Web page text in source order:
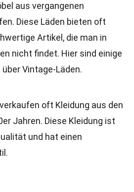
aus vergangenen
Diese Läden bieten oft
Artikel, die man in
nicht findet. Hier sind einige
Vintage-Läden.
oft Kleidung aus den
Jahren. Diese Kleidung ist
und hat einen